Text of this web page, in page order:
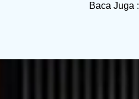
Baca Juga :